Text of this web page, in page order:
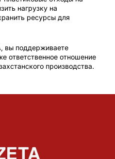
нагрузку на
ресурсы для
вы поддерживаете
ответственное отношение
производства.